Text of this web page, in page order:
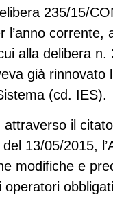
235/15/
l’anno corrente,
alla delibera n.
già rinnovato
(cd. IES).
attraverso il citato
13/05/2015,
modifiche e